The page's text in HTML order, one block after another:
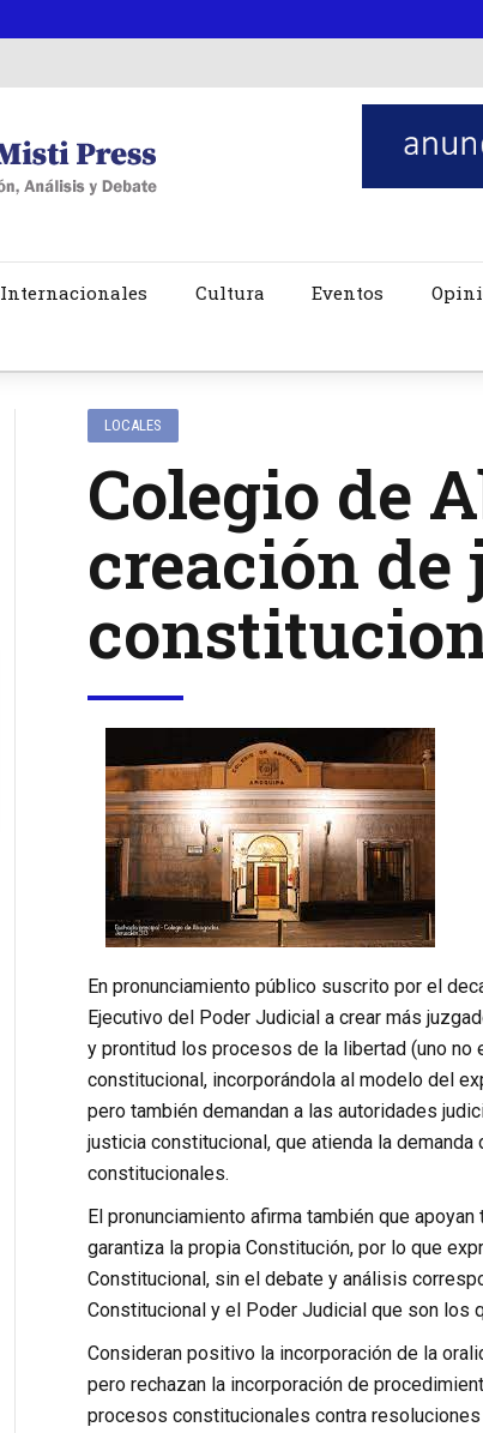
Internacionales Cultura Eventos
LOCALES
Colegio de
creación de
En pronunciamiento público suscrito por el
Ejecutivo del Poder Judicial a crear más
y prontitud los procesos de la libertad (uno
constitucional, incorporándola al modelo del
pero también demandan a las autoridades
justicia constitucional, que atienda la
constitucionales.
El pronunciamiento afirma también que
garantiza la propia Constitución, por lo que
Constitucional, sin el debate y análisis
Constitucional y el Poder Judicial que son los
Consideran positivo la incorporación de la
pero rechazan la incorporación de
procesos constitucionales contra